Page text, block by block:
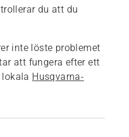
du att du
inte löste problemet
att fungera efter ett
Husqvarna-